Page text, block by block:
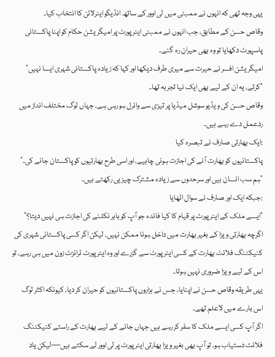
یہی وجہ تھی کہ انہوں نے ممبئی میں لی اوور کے ساتھ انڈیگو ایئرلائن کا انتخاب کیا۔
وقاص حسن کے مطابق، جب انہوں نے ممبئی ایئرپورٹ پر امیگریشن حکام کو اپنا پاکستانی
پاسپورٹ دکھایا تو وہ بھی حیران رہ گئے۔
“امیگریشن افسر نے حیرت سے میری طرف دیکھا اور کہا کہ زیادہ پاکستانی شہری ایسا نہیں
کرتے، یہ ان کے لیے بھی ایک نیا تجربہ تھا۔”
وقاص حسن کی ویڈیو سوشل میڈیا پر تیزی سے وائرل ہو رہی ہے، جہاں لوگ مختلف انداز میں
ردعمل دے رہے ہیں۔
ایک بھارتی صارف نے تبصرہ کیا:
“پاکستانیوں کو بھارت آنے کی اجازت ہونی چاہیے، اور اسی طرح بھارتیوں کو پاکستان جانے کی۔
ہم سب انسان ہیں اور سرحدوں سے زیادہ مشترک چیزیں رکھتے ہیں۔”
جبکہ ایک اور صارف نے سوال اٹھایا:
“ایسے ملک کے ایئرپورٹ پر قیام کا کیا فائدہ جو آپ کو باہر نکلنے کی اجازت ہی نہیں دیتا؟”
اگرچہ بھارتی ویزا کے بغیر بھارت میں داخل ہونا ممکن نہیں، لیکن اگر کسی پاکستانی شہری کی
کنیکٹنگ فلائٹ بھارت کے کسی ایئرپورٹ سے گزرے اور وہ ایئرپورٹ ٹرانزٹ زون میں ہی رہے، تو
اس کے لیے ویزا ضروری نہیں ہوتا۔
یہی طریقہ وقاص حسن نے اپنایا، جس نے ہزاروں پاکستانیوں کو حیران کر دیا، کیونکہ اکثر لوگ
اس بارے میں لاعلم تھے۔
اگر آپ کسی ایسے ملک کا سفر کر رہے ہیں جہاں جانے کے لیے بھارت کے راستے کنیکٹنگ
فلائٹ دستیاب ہو، تو آپ بھی بغیر ویزا بھارتی ایئرپورٹ پر لی اوور لے سکتے ہیں—لیکن یاد